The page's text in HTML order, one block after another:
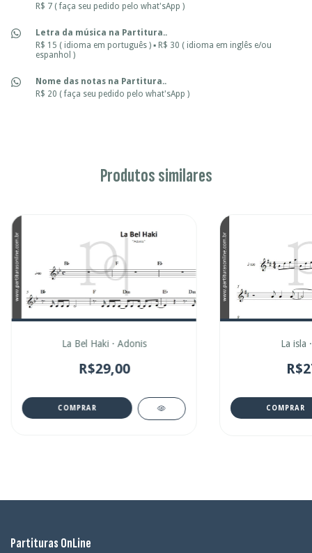
R$ 7 ( faça seu pedido pelo what'sApp )
Letra da música na Partitura..
R$ 15 ( idioma em português ) ▪ R$ 30 ( idioma em inglês e/ou
espanhol )
Nome das notas na Partitura..
R$ 20 ( faça seu pedido pelo what'sApp )
Produtos similares
La Bel Haki · Adonis
R$29,00
COMPRAR
La isla
COMPRAR
Partituras OnLine